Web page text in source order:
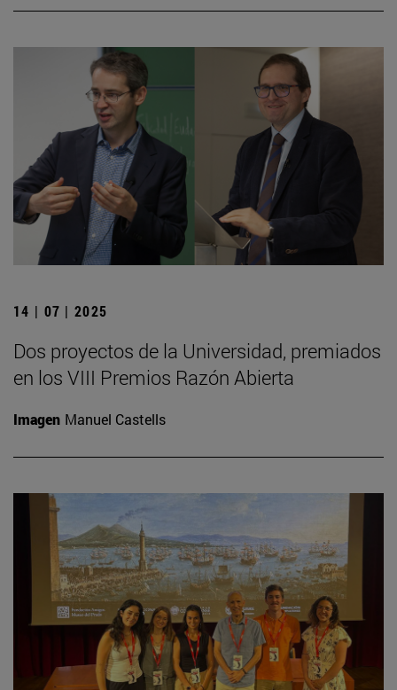
14 | 07 | 2025
Dos proyectos de la Universidad, premiados
en los VIII Premios Razón Abierta
Imagen Manuel Castells